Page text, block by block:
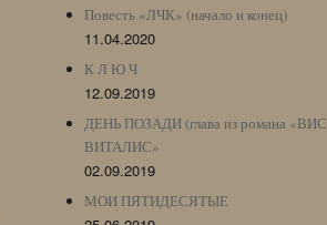
Повесть «ЛЧК» (начало и конец)
11.04.2020
К Л Ю Ч
12.09.2019
ДЕНЬ ПОЗАДИ (глава из романа «ВИС
ВИТАЛИС»
02.09.2019
МОИ ПЯТИДЕСЯТЫЕ